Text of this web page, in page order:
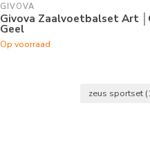
GIVOVA
Givova Zaalvoetbalset Art
Geel
Op voorraad
zeus sportset